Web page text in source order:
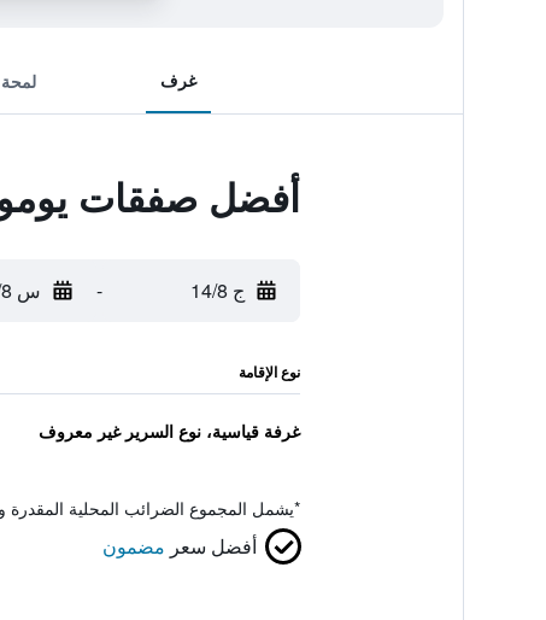
غرف
أفضل صفقات
ج 14/8 - س 15/8
نوع الإقامة
غرفة قياسية، نوع السرير غير معروف
*يشمل المجموع الضرائب المحلية
أفضل سعر مضمون